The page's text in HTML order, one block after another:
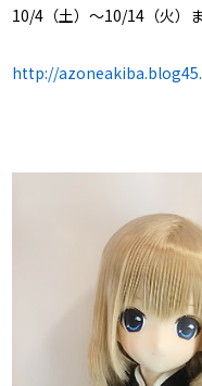
10/4（土）〜10/14（火）ま
http://